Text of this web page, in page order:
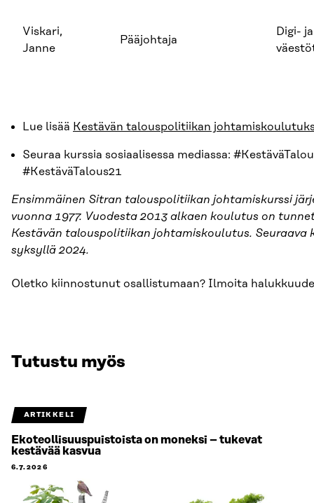
Viskari,
Janne
Pääjohtaja
Digi- ja
Lue lisää Kestävän talouspolitiikan
Seuraa kurssia sosiaalisessa mediassa:
#KestäväTalous21
Ensimmäinen Sitran talouspolitiikan johtamiskurssi
vuonna 1977. Vuodesta 2013 alkaen koulutus on
Kestävän talouspolitiikan johtamiskoulutus. Seuraava
syksyllä 2024.
Oletko kiinnostunut osallistumaan? Ilmoita
Tutustu myös
ARTIKKELI
Ekoteollisuuspuistoista on moneksi – tukevat
kestävää kasvua
6.7.2026